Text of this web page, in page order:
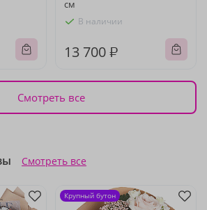
см
В наличии
13 700 ₽
Смотреть все
Смотреть все
Крупный бутон